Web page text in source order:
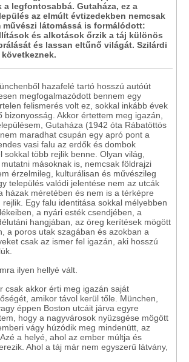
legfontosabbá. Gutaháza, ez a
az elmúlt évtizedekben nemcsak
művészi látomássá is formálódott:
és alkotások őrzik a táj különös
és lassan eltűnő világát. Szilárdi
hazafelé tartó hosszú autóút
megfogalmazódott bennem egy
felismerés volt ez, sokkal inkább évek
bizonyosság. Akkor értettem meg igazán,
Gutaháza (1942 óta Rábatöttös
maradhat csupán egy apró pont a
vasi falu az erdők és dombok
sokkal több rejlik benne. Olyan világ,
másoknak is, nemcsak földrajzi
érzelmileg, kulturálisan és művészileg
település valódi jelentése nem az utcák
házak méretében és nem is a térképre
Egy falu identitása sokkal mélyebben
a nyári esték csendjében, a
hangjában, az öreg kerítések mögött
a poros utak szagában és azokban a
csak az ismer fel igazán, aki hosszú
ilyen hellyé vált.
csak akkor érti meg igazán saját
amikor távol kerül tőle. München,
éppen Boston utcáit járva egyre
hogy a nagyvárosok nyüzsgése mögött
vágy húzódik meg mindenütt, az
a helyé, ahol az ember múltja és
Ahol a táj már nem egyszerű látvány,